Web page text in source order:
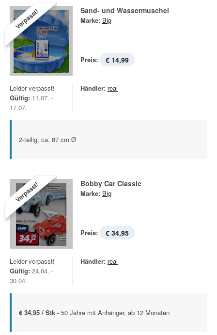
Verpasst! Sand- und Wassermuschel
Marke: Big
Preis: € 14,99
Leider verpasst!
Gültig: 11.07. -
17.07.
Händler: real
2-teilig, ca. 87 cm Ø
Verpasst! Bobby Car Classic
Marke: Big
Preis: € 34,95
Leider verpasst!
Gültig: 24.04. -
30.04.
Händler: real
€ 34,95 / Stk - 50 Jahre mit Anhänger, ab 12 Monaten